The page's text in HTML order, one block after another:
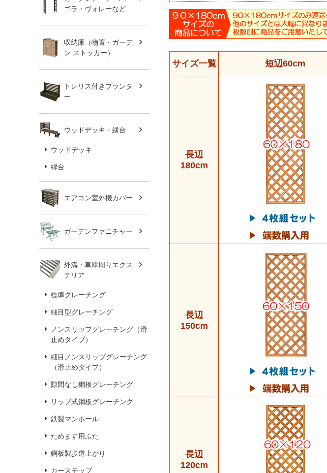
ゴラ・ヴォレーなど
収納庫（物置・ガーデ
ン ストッカー）
トレリス付きプランタ
ー
ウッドデッキ・縁台
ウッドデッキ
縁台
エアコン室外機カバー
ガーデンファニチャー
外溝・車庫周りエクス
テリア
標準グレーチング
細目型グレーチング
ノンスリップグレーチング（滑
止めタイプ）
細目ノンスリップグレーチング
（滑止めタイプ）
隙間なし鋼板グレーチング
リップ式鋼板グレーチング
鉄製マンホール
ためます用ふた
鋼板製歩道上がり
カーステップ
サイズ一覧 短辺60cm
長辺
180cm
長辺
150cm
長辺
120cm